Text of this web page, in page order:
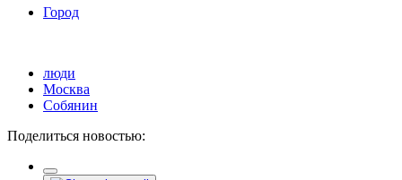
Город
люди
Москва
Собянин
Поделиться новостью: